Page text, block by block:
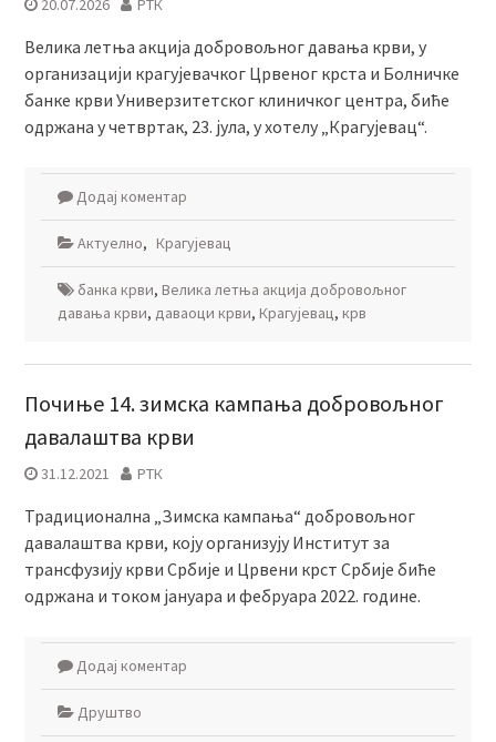
20.07.2026 РТК
Велика летња акција добровољног давања крви, у
организацији крагујевачког Црвеног крста и Болничке
банке крви Универзитетског клиничког центра, биће
одржана у четвртак, 23. јула, у хотелу „Крагујевац“.
Додај коментар
Актуелно, Крагујевац
банка крви, Велика летња акција добровољног
давања крви, даваоци крви, Крагујевац, крв
Почиње 14. зимска кампања добровољног
давалаштва крви
31.12.2021 РТК
Традиционална „Зимска кампања“ добровољног
давалаштва крви, коју организују Институт за
трансфузију крви Србије и Црвени крст Србије биће
одржана и током јануара и фебруара 2022. године.
Додај коментар
Друштво